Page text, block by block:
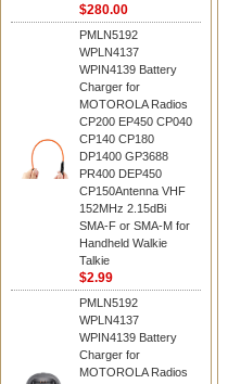
$280.00
PMLN5192
WPLN4137
WPIN4139 Battery
Charger for
MOTOROLA Radios
CP200 EP450 CP040
CP140 CP180
DP1400 GP3688
PR400 DEP450
CP150Antenna VHF
152MHz 2.15dBi
SMA-F or SMA-M for
Handheld Walkie
Talkie
$2.99
PMLN5192
WPLN4137
WPIN4139 Battery
Charger for
MOTOROLA Radios